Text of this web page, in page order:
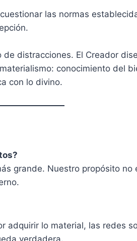
las normas
distracciones. El Creador
conocimiento del
con lo divino.
grande. Nuestro propósito no
adquirir lo material, las redes
verdadera.